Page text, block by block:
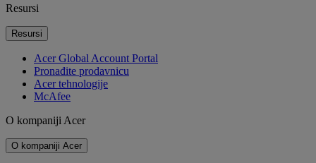
Resursi
Resursi
Acer Global Account Portal
Pronađite prodavnicu
Acer tehnologije
McAfee
O kompaniji Acer
O kompaniji Acer